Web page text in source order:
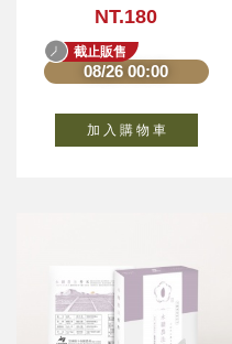
NT.180
截止販售
08/26 00:00
加 入 購 物 車